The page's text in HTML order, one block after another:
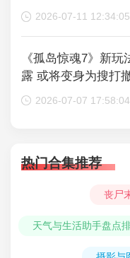
消
2026-07-11 12:34:05
《孤岛惊魂7》新玩
露 或将变身为搜打
2026-07-07 17:58:04
热门合集推荐
丧尸
天气与生活助手盘点